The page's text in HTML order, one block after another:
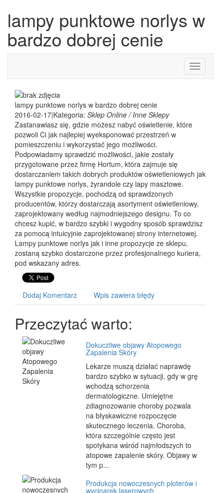
lampy punktowe norlys w
bardzo dobrej cenie
Toggle
lampy punktowe norlys w bardzo dobrej cenie
2016-02-17|Kategoria: Sklep Online / Inne Sklepy
Zastanawiasz się, gdzie możesz nabyć oświetlenie, które
pozwoli Ci jak najlepiej wyeksponować przestrzeń w
pomieszczeniu i wykorzystać jego możliwości.
Podpowiadamy sprawdzić możliwości, jakie zostały
przygotowane przez firmę Hortum, która zajmuje się
dostarczaniem takich dobrych produktów oświetleniowych jak
lampy punktowe norlys, żyrandole czy lapy masztowe.
Wszystkie propozycje, pochodzą od sprawdzonych
producentów, którzy dostarczają asortyment oświetleniowy,
zaprojektowany według najmodniejszego designu. To co
chcesz kupić, w bardzo szybki i wygodny sposób sprawdzisz
za pomocą intuicyjnie zaprojektowanej strony internetowej.
Lampy punktowe norlys jak i inne propozycje ze sklepu,
zostaną szybko dostarczone przez profesjonalnego kuriera,
pod wskazany adres.
Dodaj Komentarz Wpis zawiera błędy
Przeczytać warto:
Dokuczliwe objawy Atopowego
Zapalenia Skóry
Lekarze muszą działać naprawdę
bardzo szybko w sytuacji, gdy w grę
wchodzą schorzenia
dermatologiczne. Umiejętne
zdiagnozowanie choroby pozwala
na błyskawiczne rozpoczęcie
skutecznego leczenia. Choroba,
która szczególnie często jest
spotykana wśród najmłodszych to
atopowe zapalenie skóry. Objawy w
tym p...
Produkcja nowoczesnych ploterów i
wycinarek laserowych